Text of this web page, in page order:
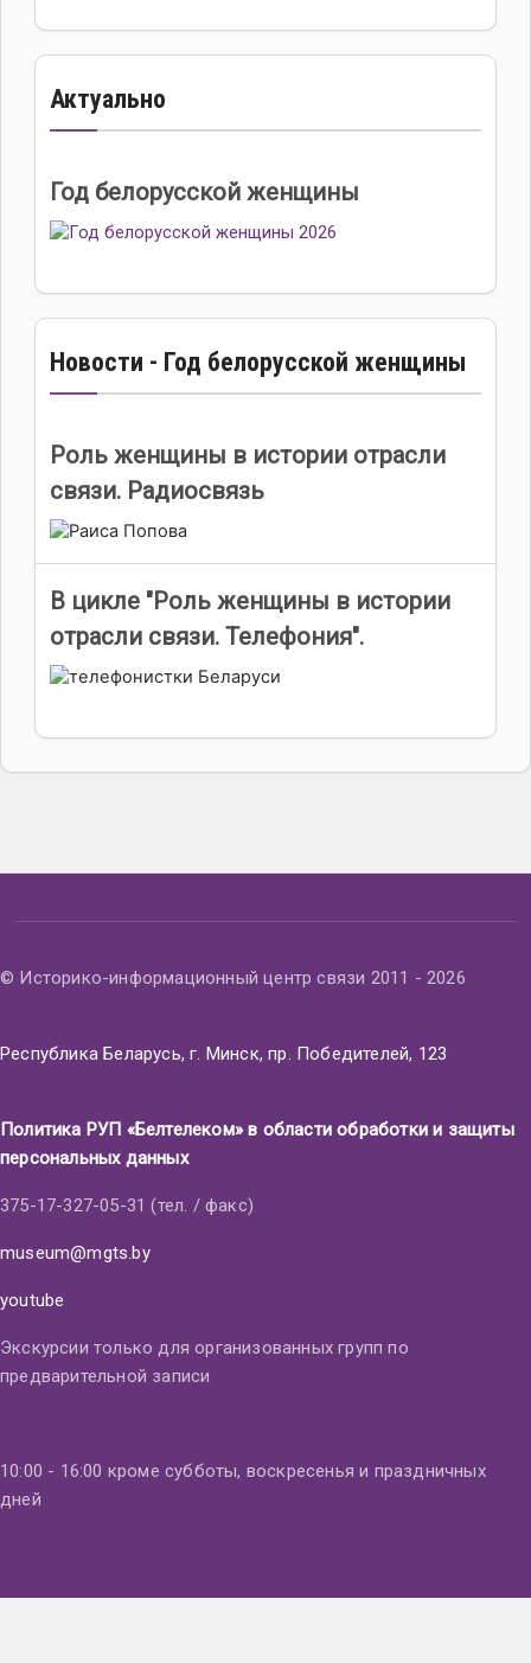
Актуально
Год белорусской женщины
Новости - Год белорусской женщины
Роль женщины в истории отрасли
связи. Радиосвязь
В цикле "Роль женщины в истории
отрасли связи. Телефония".
© Историко-информационный центр связи 2011 - 2026
Республика Беларусь, г. Минск, пр. Победителей, 123
Политика РУП «Белтелеком» в области обработки и защиты
персональных данных
375-17-327-05-31 (тел. / факс)
museum@mgts.by
youtube
Экскурсии только для организованных групп по
предварительной записи
10:00 - 16:00 кроме субботы, воскресенья и праздничных
дней